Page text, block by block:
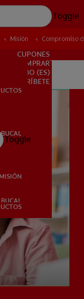
Toggle
PRODUCTOS
SALUD BUCAL
MISIÓN
DE SALUD BUCAL
DE PRODUCTOS
CUPONES
COMPRAR
BO (ES)
SUSCRÍBETE
BUCAL
MISIÓN
Toggle
Misión Compromiso